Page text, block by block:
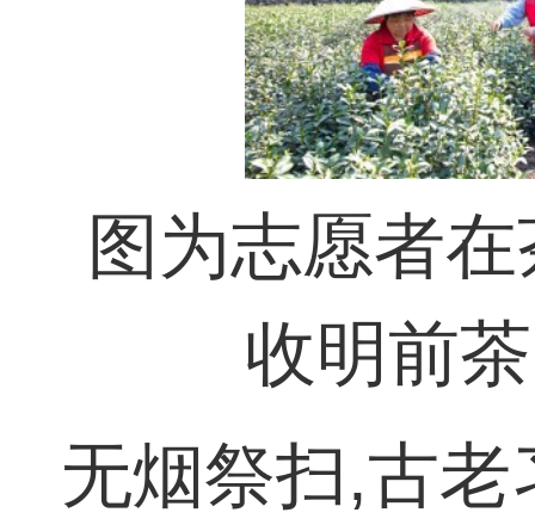
图为志愿者
收明前
无烟祭扫,古